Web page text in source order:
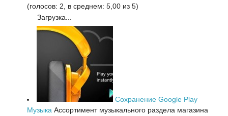
(голосов: 2, в среднем: 5,00 из 5)
Загрузка...
Сохранение Google Play
Музыка Ассортимент музыкального раздела магазина